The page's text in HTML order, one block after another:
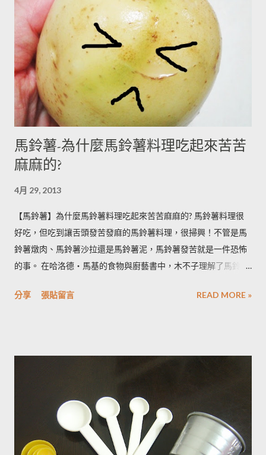
馬鈴薯-為什麼馬鈴薯料理吃起來苦苦
麻麻的?
4月 29, 2013
【馬鈴薯】為什麼馬鈴薯料理吃起來苦苦麻麻的? 馬鈴薯料理很
好吃，但吃到讓舌頭發苦發麻的馬鈴薯料理，很掃興！不管是馬
鈴薯燉肉、馬鈴薯沙拉還是馬鈴薯泥，馬鈴薯發苦就是一件恐怖
的事。 在哈洛德‧馬基的食物與廚藝書中，木不子理解了馬鈴薯
房知識！ ◆ 馬鈴薯有苦味正常嗎？ 正常。馬鈴薯以含有大量茄
含量超標的跡象。 此外在壓力環境下生長與光線曝曬環境，都可
能引起生物鹼含量倍增，甚至到正常量(每100公克馬鈴薯含2~15
毫克生物鹼)的三倍。 (書中提到的壓力環境下生長，木不子不是
很了解壓力環境的定義，歡迎有種植經驗的朋友分享。) ◆ 馬鈴
分享 張貼留言 READ MORE »